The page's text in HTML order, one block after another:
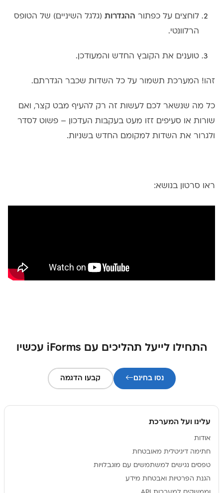
לוחצים על כפתור ההגדרות (גלגל השיניים) של הטופס
הרלוונטי.
טוענים את הקובץ החדש והמעודכן.
זהו! המערכת תשמור על כל השדות שכבר הגדרתם.
כל מה שנשאר לכם לעשות זה רק להעיף מבט קצר, ואם
שורות או סעיפים זזו מעט בעקבות העדכון – פשוט לסדר
ולגרור את השדות למקומם החדש בשניות.
ראו סרטון בנושא:
התחילו לייעל תהליכים עם iForms עכשיו
נסו בחינם קבעו הדגמה
עלינו ועל המערכת
אודות
חתימה דיגיטלית מאובטחת
טפסים נגישים למשתמשים עם מוגבלויות
הגנת הפרטיות ואבטחת מידע